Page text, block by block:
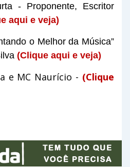
- Proponente, Escritor
aqui e veja)
o Melhor da Música”
(Clique aqui e veja)
e MC Naurício - (Clique